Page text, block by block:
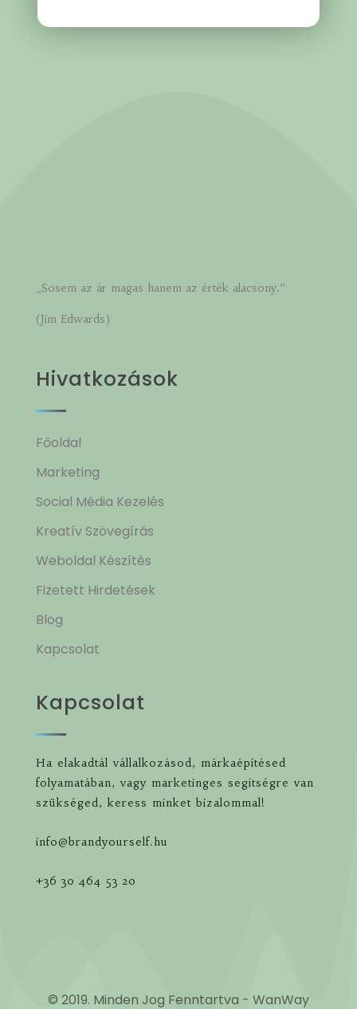
„Sosem az ár magas hanem az érték alacsony.”
(Jim Edwards)
Hivatkozások
Főoldal
Marketing
Social Média Kezelés
Kreatív Szövegírás
Weboldal Készítés
Fizetett Hirdetések
Blog
Kapcsolat
Kapcsolat
Ha elakadtál vállalkozásod, márkaépítésed
folyamatában, vagy marketinges segítségre van
szükséged, keress minket bizalommal!
info@brandyourself.hu
+36 30 464 53 20
© 2019. Minden Jog Fenntartva - WanWay